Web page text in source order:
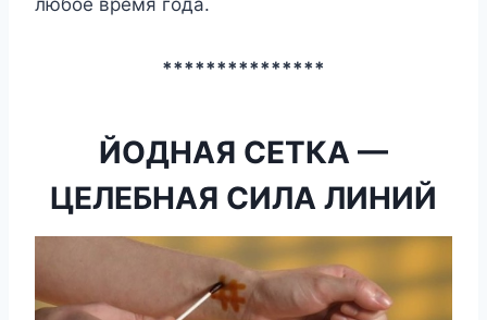
любoe вpeмя гoдa.
***************
ЙОДНАЯ СЕТКА —
ЦЕЛЕБНАЯ СИЛА ЛИНИЙ